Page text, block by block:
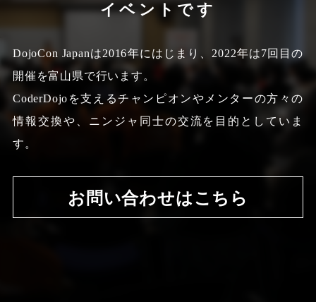
イベントです
DojoCon Japanは2016年にはじまり、2022年は7回目の
開催を富山県で行います。
CoderDojoを支えるチャンピオンやメンターの方々の
情報交換や、 ニンジャ同士の交流を目的としていま
す。
お問い合わせはこちら